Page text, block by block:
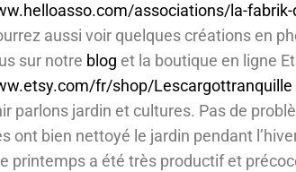
associations/la-
aussi voir quelques créations en
sur notre blog et la boutique en ligne
fr/shop/Lescargottranquille
parlons jardin et cultures. Pas de
ont bien nettoyé le jardin pendant
printemps a été très productif et